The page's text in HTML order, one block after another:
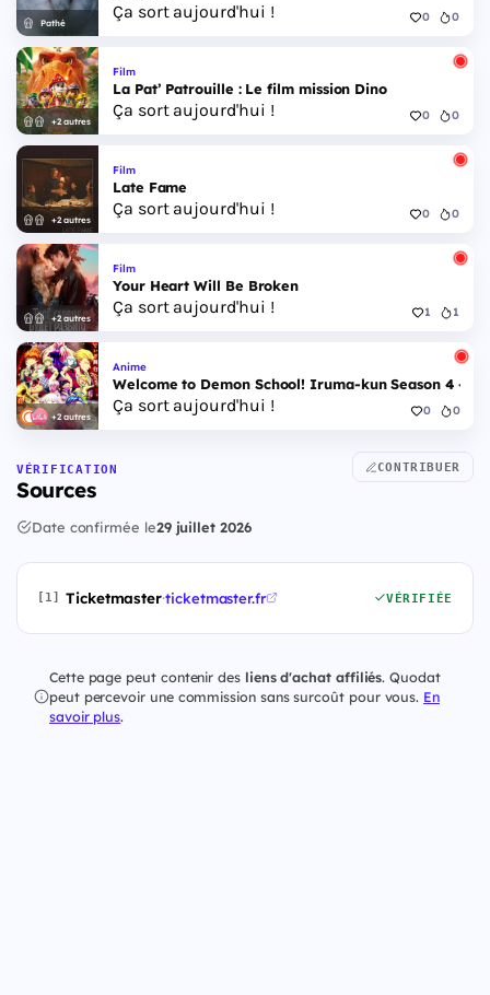
Pathé
Ça sort aujourd'hui ! 0 0
+2 autres
Film
La Pat’ Patrouille : Le film mission Dino
Ça sort aujourd'hui ! 0 0
+2 autres
Film
Late Fame
Ça sort aujourd'hui ! 0 0
+2 autres
Film
Your Heart Will Be Broken
Ça sort aujourd'hui ! 1 1
+2 autres
Anime
Welcome to Demon School! Iruma-kun Season 4 -
Ça sort aujourd'hui ! 0 0
VÉRIFICATION
Sources
CONTRIBUER
Date confirmée le29 juillet 2026
[1] Ticketmaster·ticketmaster.fr VÉRIFIÉE
Cette page peut contenir des liens d'achat affiliés. Quodat
peut percevoir une commission sans surcoût pour vous. En
savoir plus.